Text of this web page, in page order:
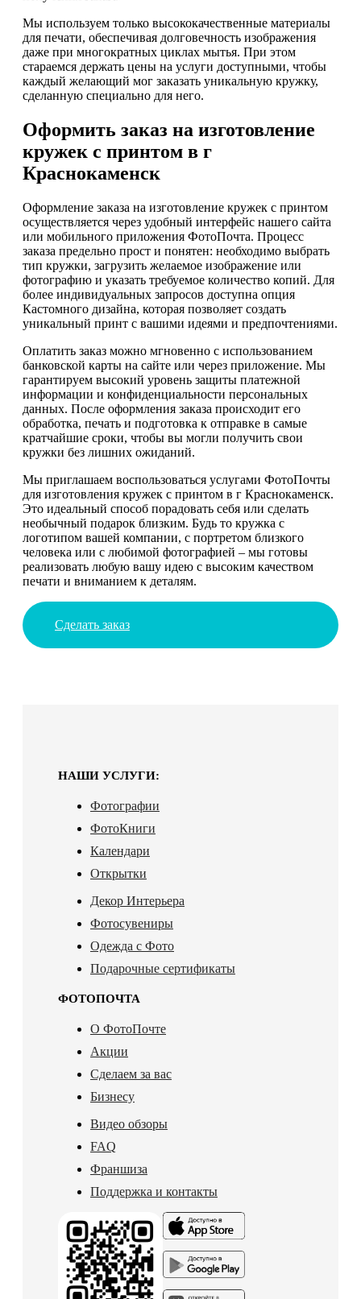
Мы используем только высококачественные материалы
для печати, обеспечивая долговечность изображения
даже при многократных циклах мытья. При этом
стараемся держать цены на услуги доступными, чтобы
каждый желающий мог заказать уникальную кружку,
сделанную специально для него.
Оформить заказ на изготовление
кружек с принтом в г
Краснокаменск
Оформление заказа на изготовление кружек с принтом
осуществляется через удобный интерфейс нашего сайта
или мобильного приложения ФотоПочта. Процесс
заказа предельно прост и понятен: необходимо выбрать
тип кружки, загрузить желаемое изображение или
фотографию и указать требуемое количество копий. Для
более индивидуальных запросов доступна опция
Кастомного дизайна, которая позволяет создать
уникальный принт с вашими идеями и предпочтениями.
Оплатить заказ можно мгновенно с использованием
банковской карты на сайте или через приложение. Мы
гарантируем высокий уровень защиты платежной
информации и конфиденциальности персональных
данных. После оформления заказа происходит его
обработка, печать и подготовка к отправке в самые
кратчайшие сроки, чтобы вы могли получить свои
кружки без лишних ожиданий.
Мы приглашаем воспользоваться услугами ФотоПочты
для изготовления кружек с принтом в г Краснокаменск.
Это идеальный способ порадовать себя или сделать
необычный подарок близким. Будь то кружка с
логотипом вашей компании, с портретом близкого
человека или с любимой фотографией – мы готовы
реализовать любую вашу идею с высоким качеством
печати и вниманием к деталям.
Сделать заказ
НАШИ УСЛУГИ:
Фотографии
ФотоКниги
Календари
Открытки
Декор Интерьера
Фотосувениры
Одежда с Фото
Подарочные сертификаты
ФОТОПОЧТА
О ФотоПочте
Акции
Сделаем за вас
Бизнесу
Видео обзоры
FAQ
Франшиза
Поддержка и контакты